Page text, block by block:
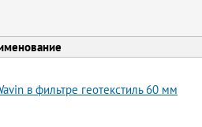
в фильтре геотекстиль 60 мм